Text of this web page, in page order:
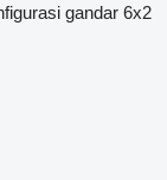
gandar 6x2